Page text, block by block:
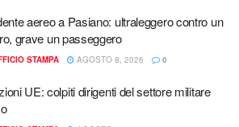
aereo a Pasiano: ultraleggero contro un
grave un passeggero
STAMPA AGOSTO 8, 2026 0
UE: colpiti dirigenti del settore militare